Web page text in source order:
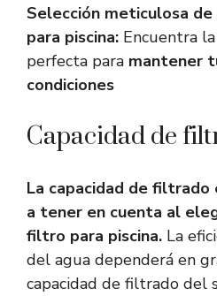
Selección meticulosa
para piscina: Encuentra
perfecta para mantener
condiciones
Capacidad de
La capacidad de filtrado
a tener en cuenta al
filtro para piscina. La
del agua dependerá en
capacidad de filtrado del